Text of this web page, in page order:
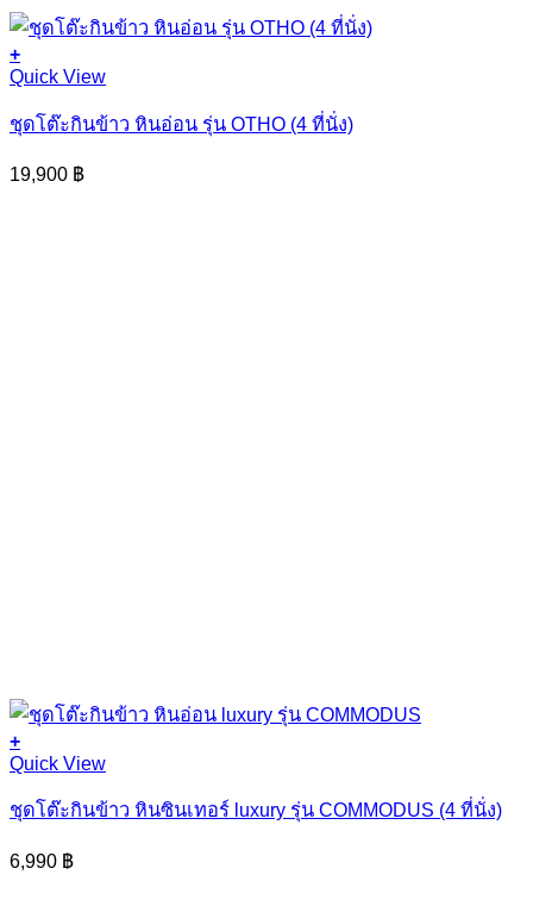
+
Quick View
ชุดโต๊ะกินข้าว หินอ่อน รุ่น OTHO (4 ที่นั่ง)
19,900 ฿
+
Quick View
ชุดโต๊ะกินข้าว หินซินเทอร์ luxury รุ่น COMMODUS (4 ที่นั่ง)
6,990 ฿